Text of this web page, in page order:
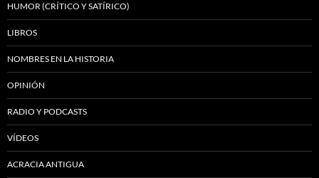
HUMOR (CRÍTICO Y SATÍRICO)
LIBROS
NOMBRES EN LA HISTORIA
OPINIÓN
RADIO Y PODCASTS
VÍDEOS
ACRACIA ANTIGUA